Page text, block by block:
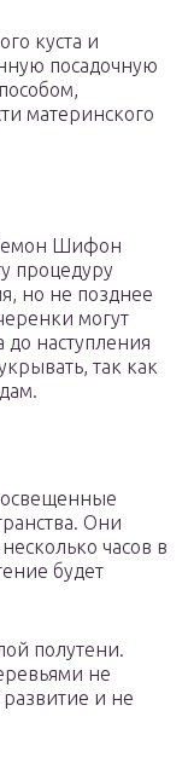
куста и
посадочную
материнского
Шифон
процедуру
но не позднее
могут
до наступления
так как
Они
часов в
будет
полутени.
не
и не